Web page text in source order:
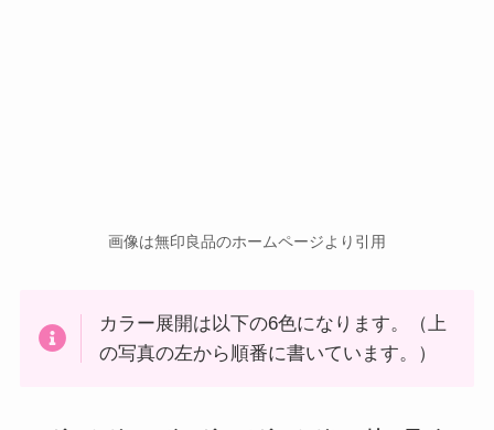
画像は無印良品のホームページより引用
カラー展開は以下の6色になります。（上
の写真の左から順番に書いています。）